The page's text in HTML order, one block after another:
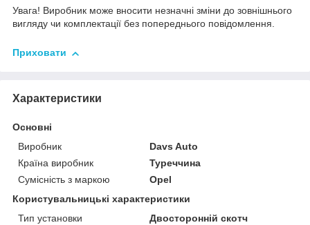
Увага! Виробник може вносити незначні зміни до зовнішнього
вигляду чи комплектації без попереднього повідомлення.
Приховати
Характеристики
Основні
Виробник
Davs Auto
Країна виробник
Туреччина
Сумісність з маркою
Opel
Користувальницькі характеристики
Тип установки
Двосторонній скотч